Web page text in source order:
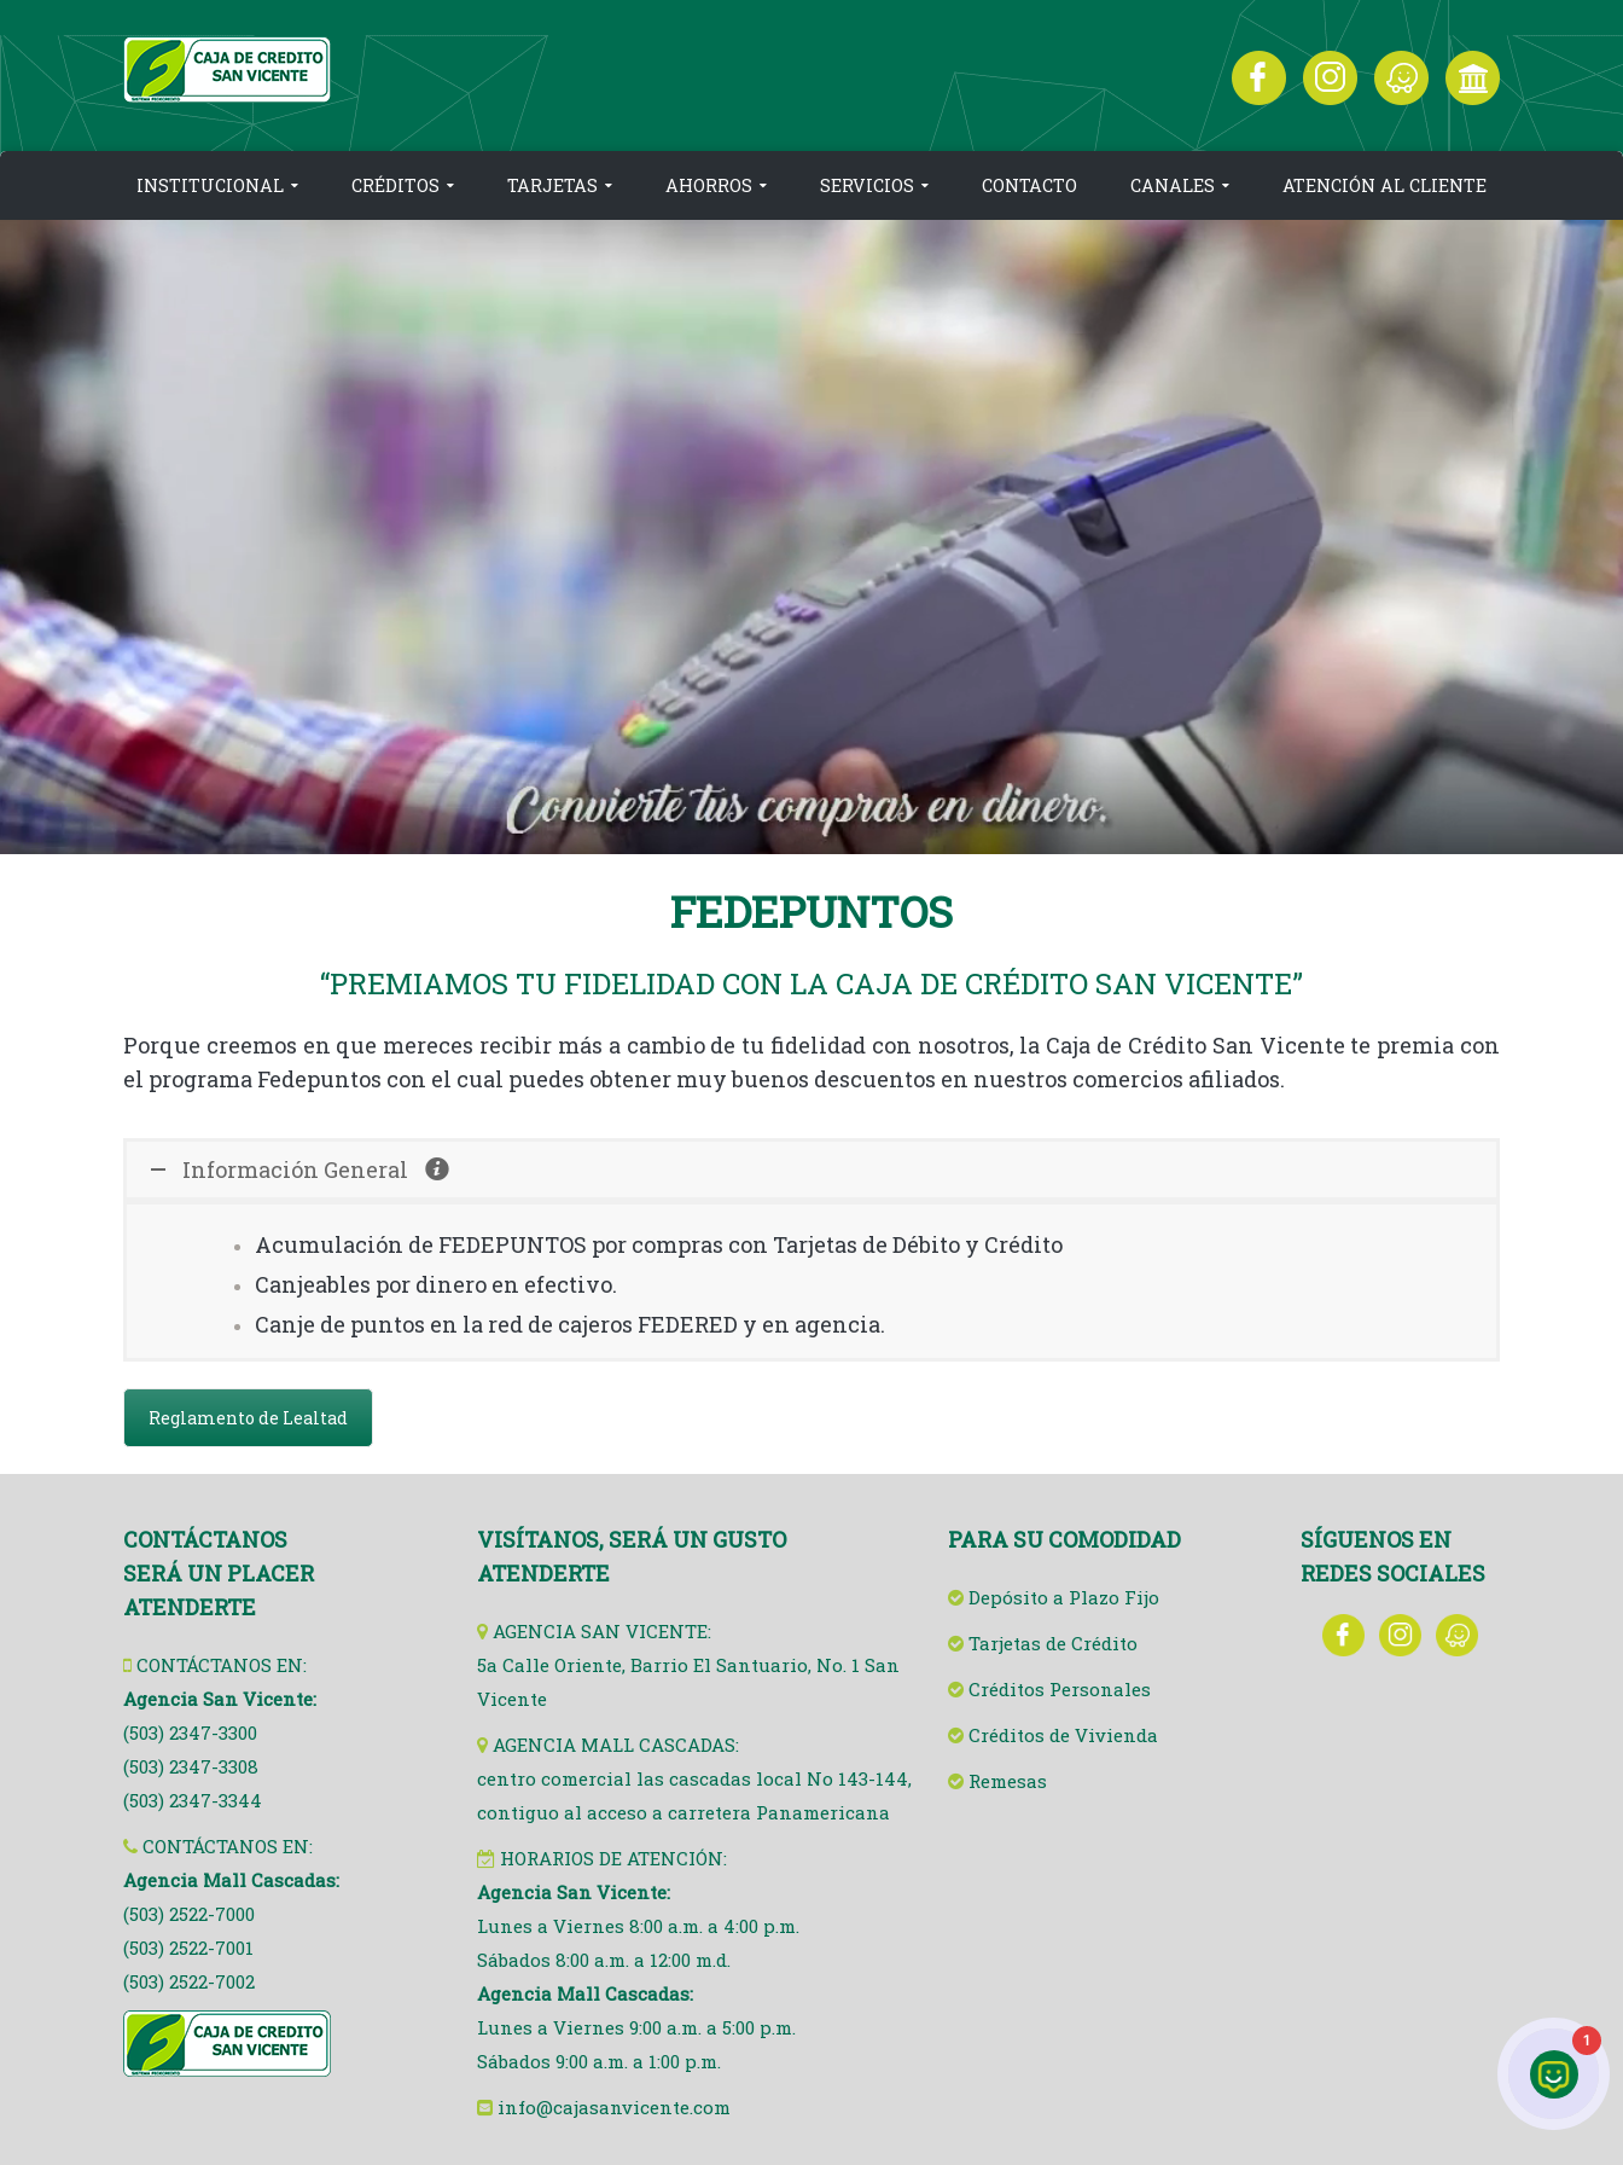
to
content
INSTITUCIONAL CRÉDITOS TARJETAS AHORROS SERVICIOS CONTACTO CANALES ATENCIÓN AL CLIENTE
FEDEPUNTOS
“PREMIAMOS TU FIDELIDAD CON LA CAJA DE CRÉDITO SAN VICENTE”
Porque creemos en que mereces recibir más a cambio de tu fidelidad con nosotros, la Caja de Crédito San Vicente te premia con
el programa Fedepuntos con el cual puedes obtener muy buenos descuentos en nuestros comercios afiliados.
Información General
Acumulación de FEDEPUNTOS por compras con Tarjetas de Débito y Crédito
Canjeables por dinero en efectivo.
Canje de puntos en la red de cajeros FEDERED y en agencia.
Reglamento de Lealtad
CONTÁCTANOS
SERÁ UN PLACER
ATENDERTE
CONTÁCTANOS EN:
Agencia San Vicente:
(503) 2347-3300
(503) 2347-3308
(503) 2347-3344
CONTÁCTANOS EN:
Agencia Mall Cascadas:
(503) 2522-7000
(503) 2522-7001
(503) 2522-7002
VISÍTANOS, SERÁ UN GUSTO
ATENDERTE
AGENCIA SAN VICENTE:
5a Calle Oriente, Barrio El Santuario, No. 1 San
Vicente
AGENCIA MALL CASCADAS:
centro comercial las cascadas local No 143-144,
contiguo al acceso a carretera Panamericana
HORARIOS DE ATENCIÓN:
Agencia San Vicente:
Lunes a Viernes 8:00 a.m. a 4:00 p.m.
Sábados 8:00 a.m. a 12:00 m.d.
Agencia Mall Cascadas:
Lunes a Viernes 9:00 a.m. a 5:00 p.m.
Sábados 9:00 a.m. a 1:00 p.m.
info@cajasanvicente.com
PARA SU COMODIDAD
Depósito a Plazo Fijo
Tarjetas de Crédito
Créditos Personales
Créditos de Vivienda
Remesas
SÍGUENOS EN
REDES SOCIALES
1